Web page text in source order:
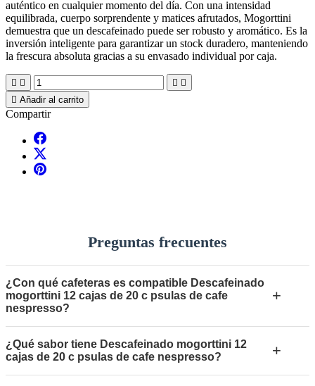
auténtico en cualquier momento del día. Con una intensidad
equilibrada, cuerpo sorprendente y matices afrutados, Mogorttini
demuestra que un descafeinado puede ser robusto y aromático. Es la
inversión inteligente para garantizar un stock duradero, manteniendo
la frescura absoluta gracias a su envasado individual por caja.
   
 Añadir al carrito
Compartir
Preguntas frecuentes
¿Con qué cafeteras es compatible Descafeinado
mogorttini 12 cajas de 20 c psulas de cafe
nespresso?
+
¿Qué sabor tiene Descafeinado mogorttini 12
cajas de 20 c psulas de cafe nespresso?
+